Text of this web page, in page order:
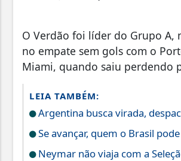
O Verdão foi líder do Grupo A,
no empate sem gols com o
Miami, quando saiu perdendo
LEIA TAMBÉM:
Argentina busca virada,
Se avançar, quem o Brasil
Neymar não viaja com a